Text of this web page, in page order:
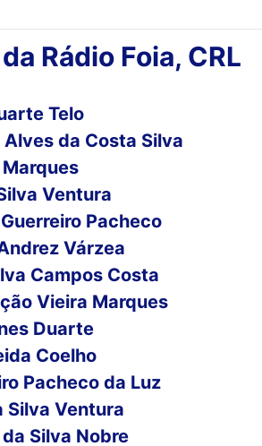
Rádio Foia, CRL
Telo
da Costa Silva
Ventura
Pacheco
Várzea
Campos Costa
Vieira Marques
Duarte
Coelho
Pacheco da Luz
Silva Ventura
Silva Nobre